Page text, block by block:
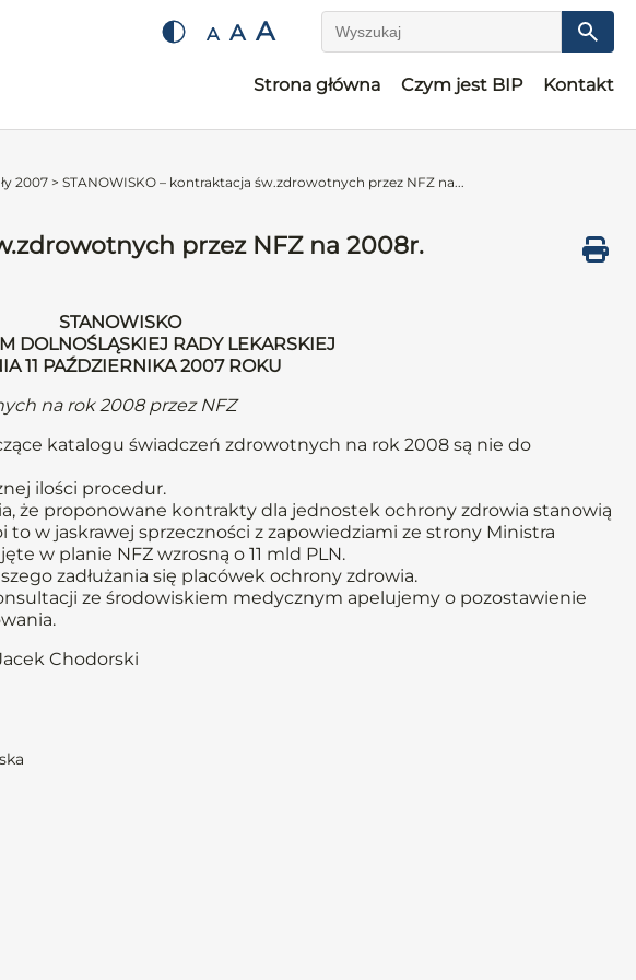
A A A Wyszukaj
Strona główna Czym jest BIP Kontakt
2007 > STANOWISKO – kontraktacja św.zdrowotnych przez NFZ na...
przez NFZ na 2008r.
STANOWISKO
DOLNOŚLĄSKIEJ RADY LEKARSKIEJ
11 PAŹDZIERNIKA 2007 ROKU
na rok 2008 przez NFZ
katalogu świadczeń zdrowotnych na rok 2008 są nie do
ilości procedur.
że proponowane kontrakty dla jednostek ochrony zdrowia stanowią
w jaskrawej sprzeczności z zapowiedziami ze strony Ministra
w planie NFZ wzrosną o 11 mld PLN.
zadłużania się placówek ochrony zdrowia.
ze środowiskiem medycznym apelujemy o pozostawienie
Chodorski